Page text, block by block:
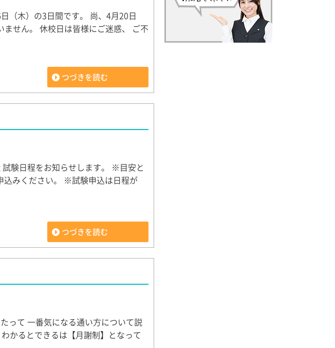
（木）の3日間です。 尚、4月20日
ません。 休校日は皆様にご迷惑、 ご不
つづきを読む
験日程をお知らせします。 ※目安と
みください。 ※試験申込は日程が
つづきを読む
って 一番気になる通い方について説
かるとできるは【月謝制】となって